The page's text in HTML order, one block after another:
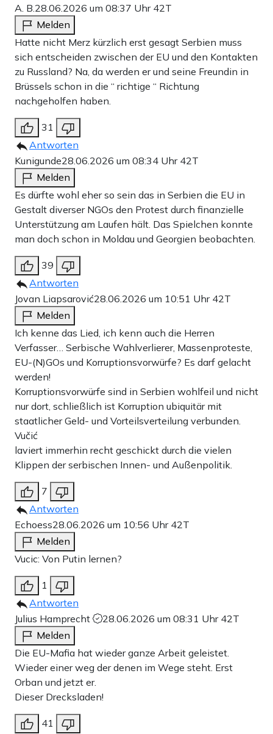
A. B.28.06.2026 um 08:37 Uhr 42T
Melden
Hatte nicht Merz kürzlich erst gesagt Serbien muss
sich entscheiden zwischen der EU und den Kontakten
zu Russland? Na, da werden er und seine Freundin in
Brüssels schon in die “ richtige “ Richtung
nachgeholfen haben.
31
Antworten
Kunigunde28.06.2026 um 08:34 Uhr 42T
Melden
Es dürfte wohl eher so sein das in Serbien die EU in
Gestalt diverser NGOs den Protest durch finanzielle
Unterstützung am Laufen hält. Das Spielchen konnte
man doch schon in Moldau und Georgien beobachten.
39
Antworten
Jovan Liapsarović28.06.2026 um 10:51 Uhr 42T
Melden
Ich kenne das Lied, ich kenn auch die Herren
Verfasser… Serbische Wahlverlierer, Massenproteste,
EU-(N)GOs und Korruptionsvorwürfe? Es darf gelacht
werden!
Korruptionsvorwürfe sind in Serbien wohlfeil und nicht
nur dort, schließlich ist Korruption ubiquitär mit
staatlicher Geld- und Vorteilsverteilung verbunden.
Vučić
laviert immerhin recht geschickt durch die vielen
Klippen der serbischen Innen- und Außenpolitik.
7
Antworten
Echoess28.06.2026 um 10:56 Uhr 42T
Melden
Vucic: Von Putin lernen?
1
Antworten
Julius Hamprecht
28.06.2026 um 08:31 Uhr 42T
Melden
Die EU-Mafia hat wieder ganze Arbeit geleistet.
Wieder einer weg der denen im Wege steht. Erst
Orban und jetzt er.
Dieser Drecksladen!
41